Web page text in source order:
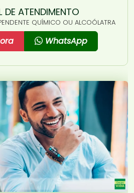
DE ATENDIMENTO
QUÍMICO OU ALCOÓLATRA
WhatsApp